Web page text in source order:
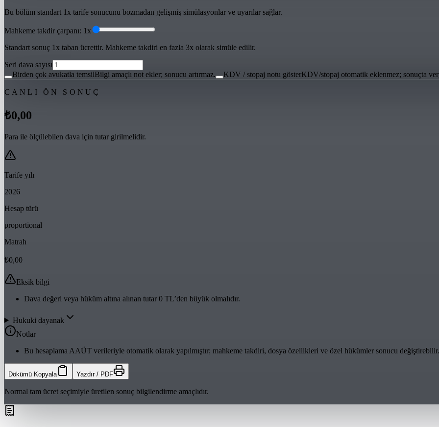
Bu bölüm standart 1x tarife sonucunu bozmadan gelişmiş simülasyonlar ve uyarılar sağlar.
Mahkeme takdir çarpanı: 1x
Standart sonuç 1x taban ücrettir. Mahkeme takdiri en fazla 3x olarak simüle edilir.
Seri dava sayısı
Birden çok avukatla temsilBilgi amaçlı not ekler; sonucu artırmaz. KDV / stopaj notu gösterKDV/stopaj otomatik eklenmez; sonuçta
CANLI ÖN SONUÇ
₺0,00
Para ile ölçülebilen dava için tutar girilmelidir.
Tarife yılı
2026
Hesap türü
proportional
Matrah
₺0,00
Eksik bilgi
Dava değeri veya hüküm altına alınan tutar 0 TL’den büyük olmalıdır.
Hukuki dayanak
Notlar
Bu hesaplama AAÜT verileriyle otomatik olarak yapılmıştır; mahkeme takdiri, dosya özellikleri ve özel hükümler sonucu değiştirebilir.
Dökümü Kopyala Yazdır / PDF
Normal tam ücret seçimiyle üretilen sonuç bilgilendirme amaçlıdır.